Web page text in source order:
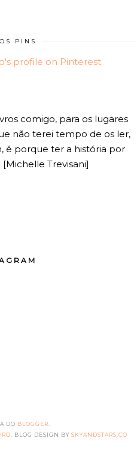
PINS
profile on Pinterest.
comigo, para os lugares
não terei tempo de os ler,
é porque ter a história por
Trevisani]
DO BLOGGER.
. BLOG DESIGN BY SKYANDSTARS.CO